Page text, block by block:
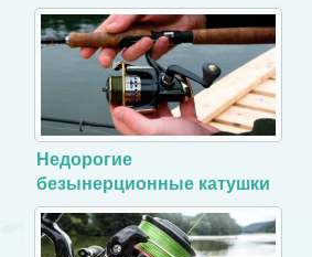
Недорогие
безынерционные катушки
для спиннинга